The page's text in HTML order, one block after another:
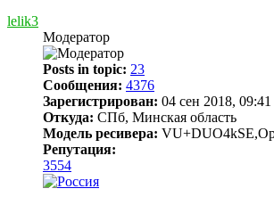
lelik3
Модератор
Posts in topic: 23
Сообщения: 4376
Зарегистрирован: 04 сен 2018, 09:41
Откуда: СПб, Минская область
Модель ресивера:
Репутация:
3554